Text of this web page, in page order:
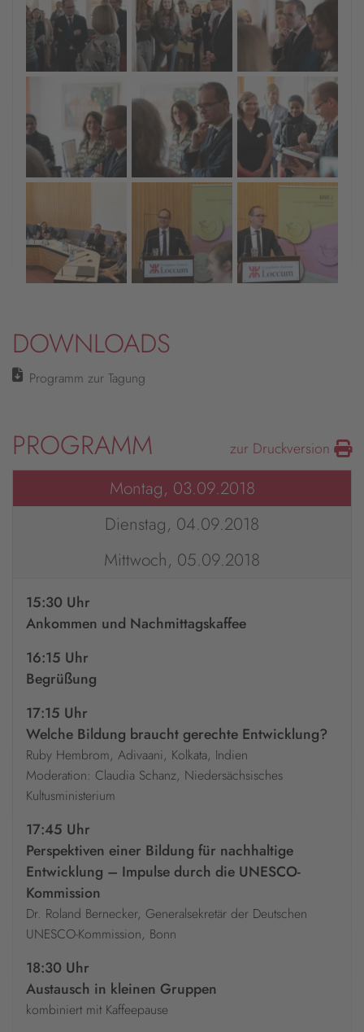
DOWNLOADS
Programm zur Tagung
PROGRAMM zur Druckversion
Montag, 03.09.2018
Dienstag, 04.09.2018
Mittwoch, 05.09.2018
15:30 Uhr
Ankommen und Nachmittagskaffee
16:15 Uhr
Begrüßung
17:15 Uhr
Welche Bildung braucht gerechte Entwicklung?
Ruby Hembrom, Adivaani, Kolkata, Indien
Moderation: Claudia Schanz, Niedersächsisches
Kultusministerium
17:45 Uhr
Perspektiven einer Bildung für nachhaltige
Entwicklung – Impulse durch die UNESCO-
Kommission
Dr. Roland Bernecker, Generalsekretär der Deutschen
UNESCO-Kommission, Bonn
18:30 Uhr
Austausch in kleinen Gruppen
kombiniert mit Kaffeepause